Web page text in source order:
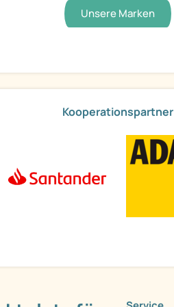
Unsere Marken
Kooperationspartner